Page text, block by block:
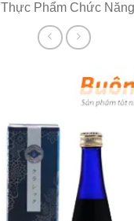
Thực Phẩm Chức Năng